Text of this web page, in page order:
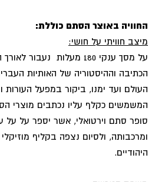
החוויה באוצר הסתם כוללת:
מיצב חוויתי על חושי:
על מסך ענקי 180 מעלות
הכתיבה וההיסטוריה של האותיות
העולם ועד ימנו, ביקור במפעל העורות
המשמשים כקלף עליו נכתבים מוצרי
סופר סתם וירטואלי, אשר יספר על על
ומרכבותה, ולסיום נצפה בקליף
היהודיים.